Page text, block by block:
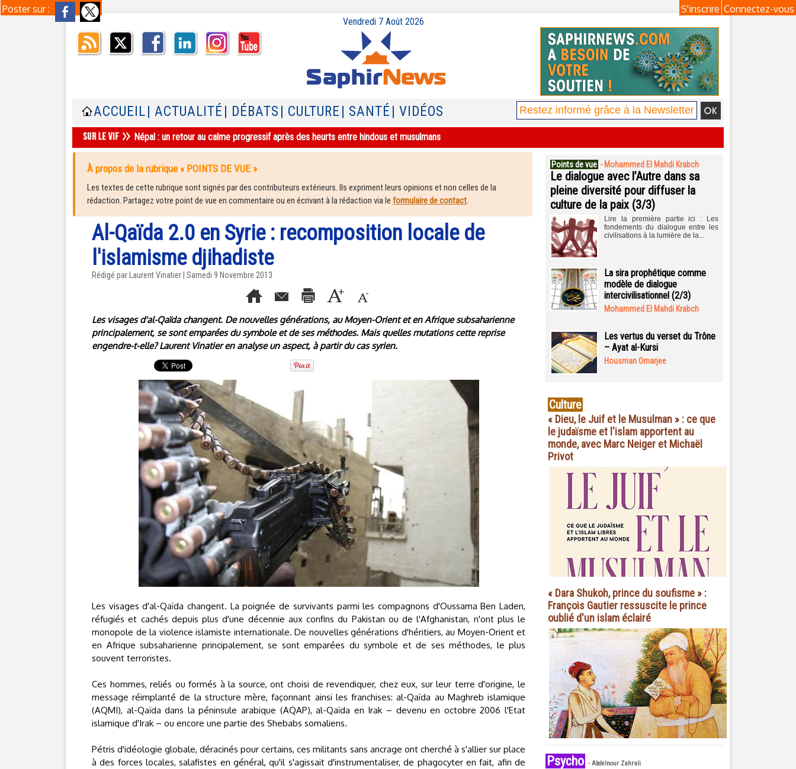
Poster sur : Connectez-vous
S'inscrire
Vendredi 7 Août 2026
ACCUEIL | ACTUALITÉ | DÉBATS | CULTURE | SANTÉ | VIDÉOS
Népal : un retour au calme progressif après des heurts entre hindous et musulmans
À propos de la rubrique « POINTS DE VUE »
Les textes de cette rubrique sont signés par des contributeurs extérieurs. Ils expriment leurs opinions et non celles de la
rédaction. Partagez votre point de vue en commentaire ou en écrivant à la rédaction via le formulaire de contact.
Al-Qaïda 2.0 en Syrie : recomposition locale de
l'islamisme djihadiste
Rédigé par Laurent Vinatier | Samedi 9 Novembre 2013
Les visages d'al-Qaïda changent. De nouvelles générations, au Moyen-Orient et en Afrique subsaharienne
principalement, se sont emparées du symbole et de ses méthodes. Mais quelles mutations cette reprise
engendre-t-elle? Laurent Vinatier en analyse un aspect, à partir du cas syrien.
Les visages d'al-Qaïda changent. La poignée de survivants parmi les compagnons d'Oussama Ben Laden,
réfugiés et cachés depuis plus d'une décennie aux confins du Pakistan ou de l'Afghanistan, n'ont plus le
monopole de la violence islamiste internationale. De nouvelles générations d'héritiers, au Moyen-Orient et
en Afrique subsaharienne principalement, se sont emparées du symbole et de ses méthodes, le plus
souvent terroristes.
Ces hommes, reliés ou formés à la source, ont choisi de revendiquer, chez eux, sur leur terre d'origine, le
message réimplanté de la structure mère, façonnant ainsi les franchises: al-Qaïda au Maghreb islamique
(AQMI), al-Qaïda dans la péninsule arabique (AQAP), al-Qaïda en Irak – devenu en octobre 2006 l'Etat
islamique d'Irak – ou encore une partie des Shebabs somaliens.
Pétris d'idéologie globale, déracinés pour certains, ces militants sans ancrage ont cherché à s'allier sur place
à des forces locales, salafistes en général, qu'il s'agissait d'instrumentaliser, de phagocyter en fait, afin de
Points de vue - Mohammed El Mahdi Krabch
Le dialogue avec l’Autre dans sa
pleine diversité pour diffuser la
culture de la paix (3/3)
Lire la première partie ici : Les
fondements du dialogue entre les
civilisations à la lumière de la...
La sira prophétique comme
modèle de dialogue
intercivilisationnel (2/3)
Mohammed El Mahdi Krabch
Les vertus du verset du Trône
– Ayat al-Kursi
Housman Omarjee
Culture
« Dieu, le Juif et le Musulman » : ce que
le judaïsme et l'islam apportent au
monde, avec Marc Neiger et Michaël
Privot
« Dara Shukoh, prince du soufisme » :
François Gautier ressuscite le prince
oublié d'un islam éclairé
Psycho - Abdelnour Zahrali